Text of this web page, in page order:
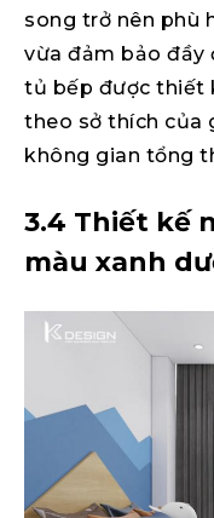
song trở nên phù
vừa đảm bảo đầy
tủ bếp được thiết
theo sở thích của
không gian tổng
3.4 Thiết kế
màu xanh